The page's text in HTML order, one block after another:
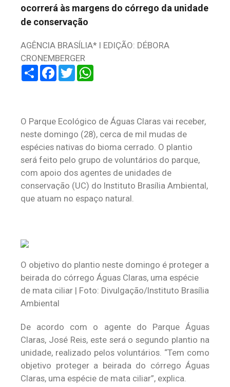
ocorrerá às margens do córrego da unidade
de conservação
AGÊNCIA BRASÍLIA* I EDIÇÃO: DÉBORA
CRONEMBERGER
ShareFacebook
Twitter
O Parque Ecológico de Águas Claras vai receber,
neste domingo (28), cerca de mil mudas de
espécies nativas do bioma cerrado. O plantio
será feito pelo grupo de voluntários do parque,
com apoio dos agentes de unidades de
conservação (UC) do Instituto Brasília Ambiental,
que atuam no espaço natural.
O objetivo do plantio neste domingo é proteger a
beirada do córrego Águas Claras, uma espécie
de mata ciliar | Foto: Divulgação/Instituto Brasília
Ambiental
De acordo com o agente do Parque Águas
Claras, José Reis, este será o segundo plantio na
unidade, realizado pelos voluntários. “Tem como
objetivo proteger a beirada do córrego Águas
Claras, uma espécie de mata ciliar”, explica.